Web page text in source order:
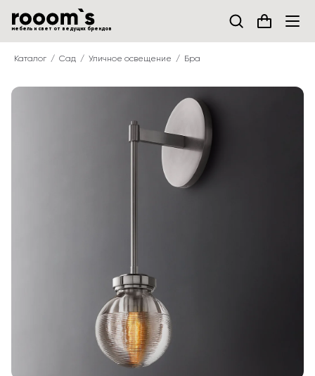
мебель и свет от ведущих брендов
Каталог Сад Уличное освещение Бра